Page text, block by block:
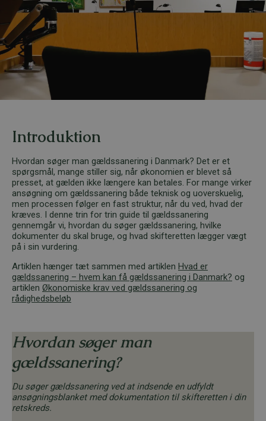
Introduktion
Hvordan søger man gældssanering i Danmark? Det er et
spørgsmål, mange stiller sig, når økonomien er blevet så
presset, at gælden ikke længere kan betales. For mange virker
ansøgning om gældssanering både teknisk og uoverskuelig,
men processen følger en fast struktur, når du ved, hvad der
kræves. I denne trin for trin guide til gældssanering
gennemgår vi, hvordan du søger gældssanering, hvilke
dokumenter du skal bruge, og hvad skifteretten lægger vægt
på i sin vurdering.
Artiklen hænger tæt sammen med artiklen Hvad er
gældssanering – hvem kan få gældssanering i Danmark? og
artiklen Økonomiske krav ved gældssanering og
rådighedsbeløb
Hvordan søger man
gældssanering?
Du søger gældssanering ved at indsende en udfyldt
ansøgningsblanket med dokumentation til skifteretten i din
retskreds.